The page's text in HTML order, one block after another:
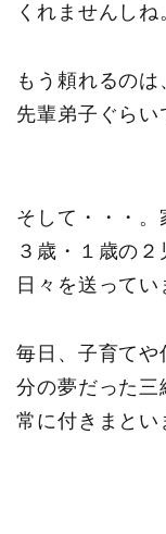
くれませんしね
もう頼れるの
先輩弟子ぐらい
そして・・・。
３歳・１歳の
日々を送ってい
毎日、子育てや
分の夢だった三
常に付きまとい